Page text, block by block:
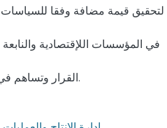
لتحقيق قيمة مضافة وفقا للسياسات
في المؤسسات اللإقتصادية
القرار وتساهم في تحقيق بدائل ملائمة تتناسب مع مايفرضه الواقع.